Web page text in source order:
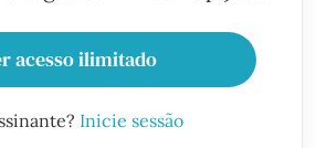
acesso ilimitado
Inicie sessão